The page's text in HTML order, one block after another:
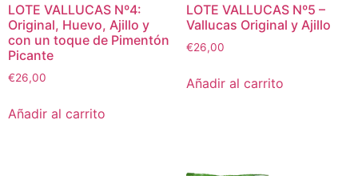
LOTE VALLUCAS Nº4:
Original, Huevo, Ajillo y
con un toque de Pimentón
Picante
€26,00
Añadir al carrito
LOTE VALLUCAS Nº5 –
Vallucas Original y Ajillo
€26,00
Añadir al carrito